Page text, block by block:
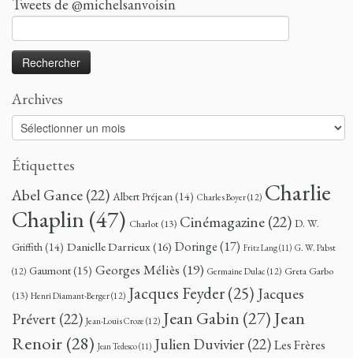
Tweets de @michelsanvoisin
Archives
Archives
Étiquettes
Abel Gance(22) Albert Préjean(14) Charles Boyer(12) Charlie
Chaplin(47) Charlot (13) Cinémagazine(22) D. W.
Griffith(14) Danielle Darrieux(16) Doringe(17) Fritz Lang(11) G. W. Pabst
(12) Gaumont(15) Georges Méliès (19) Germaine Dulac (12) Greta Garbo
(13) Henri Diamant-Berger(12) Jacques Feyder(25) Jacques
Prévert(22) Jean-Louis Croze (12) Jean Gabin (27) Jean
Renoir (28) Jean Tedesco(11) Julien Duvivier(22)Les Frères